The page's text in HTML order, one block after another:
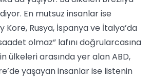
En mutsuz insanlar ise
Kore, Rusya, İspanya ve İtalya’da
olmaz” lafını doğrularcasına
ülkeleri arasında yer alan ABD,
yaşayan insanlar ise listenin